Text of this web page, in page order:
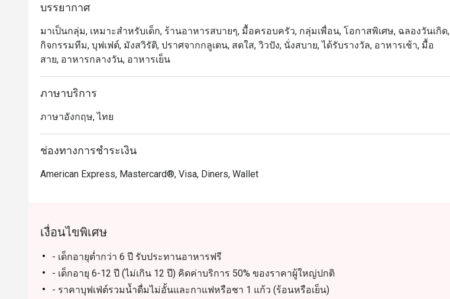
国时令水果，林林总总，应有尽有
七，八月份是泰国产蟹的时令季节，蟹肥酒香，每天晚上和週日brunch, 行政副总厨 Chef Francesco
亲自主理所有驰名泰国泥蟹，篮花蟹，生蚝和进口青口贝等海鲜，无论冻食或各种风味热炒都能令
你一试难忘... 不要忘记亲们和龙马酒店的约会哦
Atrium @ The Landmark Bangkok ให้บริการบุฟเฟ่ต์อาหารนานาชาติสุดหรู ตั้งอยู่ที่ชั้นล็อบบี้ของ
ครอบครัวและเด็ก บรรยากาศกว้างขวางและนั่งสบาย เหมาะกับทั้งมื้อครอบครัวและโอกาสพิเศษ
ไฮไลต์เมนูยอดนิยม ได้แก่ กุ้งแม่น้ำย่างสดใหม่ หอยนางรมคุณภาพดี กั้งเนื้อหวาน ซาชิมิชิ้นหนา เป็ด
ปักกิ่งหนังกรอบ และเนื้อแกะย่างระดับพรีเมียม
เป็นหนึ่งในร้านบุฟเฟ่ต์ที่คนรักอาหารไม่ควรพลาด Atrium โดดเด่นด้วยบริการยอดเยี่ยม บรรยากาศ
การจองผ่านแอปหรือเว็บไซต์ Eatigo คือวิธีที่ชาญฉลาดที่สุดในการรับประทานอาหาร เพียงเลือกช่วง
บรรยากาศ
มาเป็นกลุ่ม, เหมาะสำหรับเด็ก, ร้านอาหารสบายๆ, มื้อครอบครัว, กลุ่มเพื่อน, โอกาสพิเศษ, ฉลองวันเกิด,
กิจกรรมทีม, บุฟเฟต์, มังสวิรัติ, ปราศจากกลูเตน, สดใส, วิวปัง, นั่งสบาย, ได้รับรางวัล, อาหารเช้า, มื้อ
สาย, อาหารกลางวัน, อาหารเย็น
ภาษาบริการ
ภาษาอังกฤษ, ไทย
ช่องทางการชำระเงิน
American Express, Mastercard®, Visa, Diners, Wallet
เงื่อนไขพิเศษ
- เด็กอายุต่ำกว่า 6 ปี รับประทานอาหารฟรี
- เด็กอายุ 6-12 ปี (ไม่เกิน 12 ปี) คิดค่าบริการ 50% ของราคาผู้ใหญ่ปกติ
- ราคาบุฟเฟ่ต์รวมน้ำดื่มไม่อั้นและกาแฟหรือชา 1 แก้ว (ร้อนหรือเย็น)